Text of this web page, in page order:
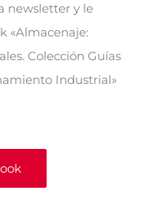
newsletter y le
«Almacenaje:
Colección Guías
Industrial»